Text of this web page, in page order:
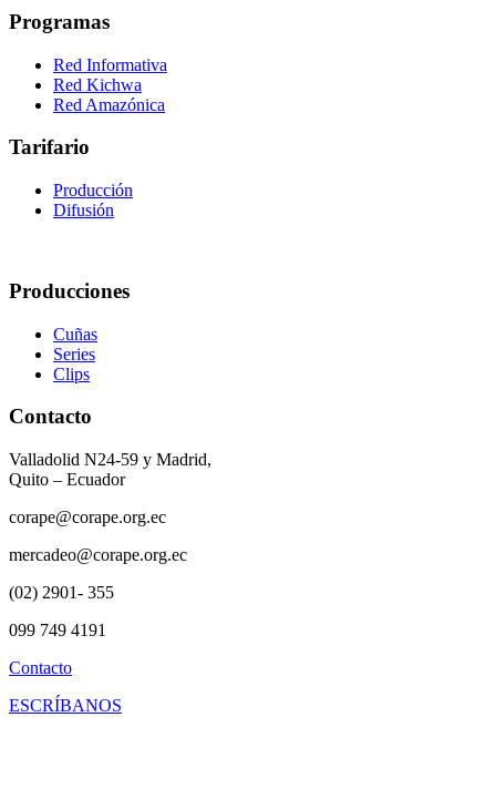
Programas
Red Informativa
Red Kichwa
Red Amazónica
Tarifario
Producción
Difusión
Producciones
Cuñas
Series
Clips
Contacto
Valladolid N24-59 y Madrid,
Quito – Ecuador
corape@corape.org.ec
mercadeo@corape.org.ec
(02) 2901- 355
099 749 4191
Contacto
ESCRÍBANOS